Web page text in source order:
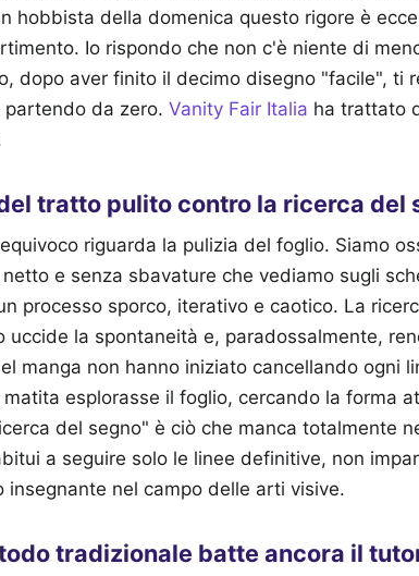
hobbista della domenica questo rigore è
Io rispondo che non c'è niente di
dopo aver finito il decimo disegno "facile", ti
partendo da zero. Vanity Fair Italia ha trattato
tratto pulito contro la ricerca del
riguarda la pulizia del foglio. Siamo
e senza sbavature che vediamo sugli
processo sporco, iterativo e caotico. La
uccide la spontaneità e, paradossalmente,
manga non hanno iniziato cancellando ogni
esplorasse il foglio, cercando la forma
del segno" è ciò che manca totalmente
a seguire solo le linee definitive, non
insegnante nel campo delle arti visive.
tradizionale batte ancora il